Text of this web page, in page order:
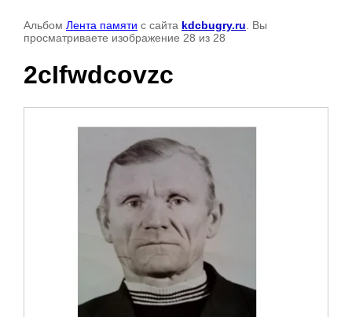
Альбом Лента памяти с сайта kdcbugry.ru . Вы
просматриваете изображение 28 из 28
2cIfwdcovzc